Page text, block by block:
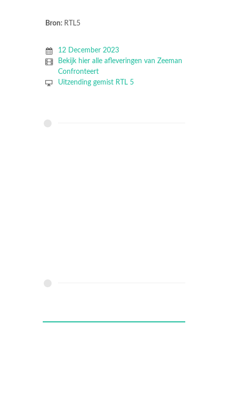
Bron: RTL5
12 December 2023
Bekijk hier alle afleveringen van Zeeman
Confronteert
Uitzending gemist RTL 5